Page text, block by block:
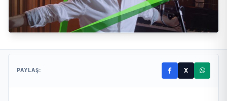
PAYLAŞ: X